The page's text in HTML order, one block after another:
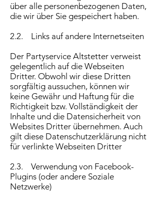
über alle personenbezogenen Daten,
die wir über Sie gespeichert haben.
2.2. Links auf andere Internetseiten
Der Partyservice Altstetter verweist
gelegentlich auf die Webseiten
Dritter. Obwohl wir diese Dritten
sorgfältig aussuchen, können wir
keine Gewähr und Haftung für die
Richtigkeit bzw. Vollständigkeit der
Inhalte und die Datensicherheit von
Websites Dritter übernehmen. Auch
gilt diese Datenschutzerklärung nicht
für verlinkte Webseiten Dritter
2.3. Verwendung von Facebook-
Plugins (oder andere Soziale
Netzwerke)